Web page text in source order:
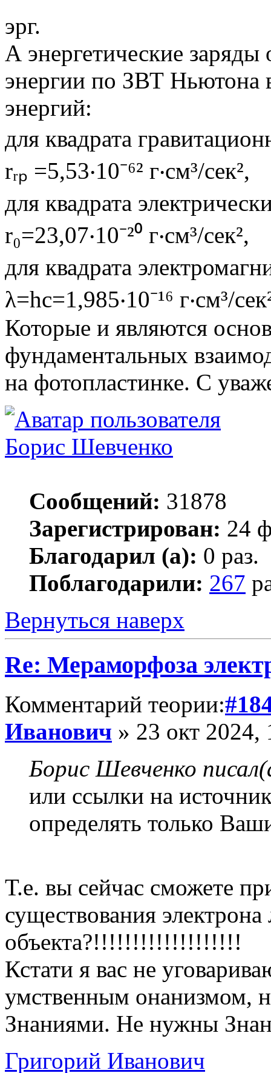
эрг.
А энергетические заряды
энергии по ЗВТ Ньютона
энергий:
для квадрата
rᵣₚ =5,53‧10⁻⁶² г‧см³/сек²,
для квадрата
r₀=23,07‧10⁻²⁰ г‧см³/сек²,
для квадрата
λ=hc=1,985‧10⁻¹⁶ г‧см³/
Которые и являются
фундаментальных
на фотопластинке. С
Борис Шевченко
Сообщений: 31878
Зарегистрирован: 24
Благодарил (а): 0 раз.
Поблагодарили: 267
Вернуться наверх
Re: Мераморфоза
Комментарий теории:
Иванович » 23 окт 2024,
Борис Шевченко
или ссылки на
определять только
Т.е. вы сейчас сможете
существования
объекта?!!!!!!!!!!!!!!!!!!!
Кстати я вас не
умственным онанизмом,
Знаниями. Не нужны
Григорий Иванович